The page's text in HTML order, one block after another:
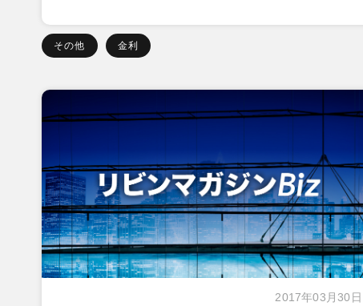
その他 金利
2017年03月30日